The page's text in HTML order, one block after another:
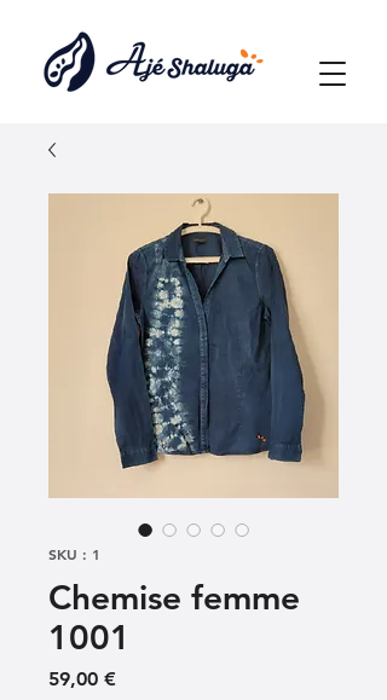
SKU : 1
Chemise femme
1001
59,00 €